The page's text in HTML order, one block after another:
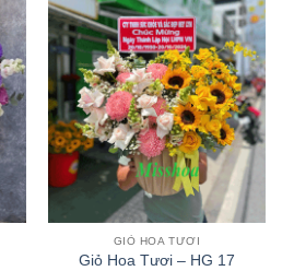
GIỎ HOA TƯƠI
Giỏ Hoa Tươi – HG 17